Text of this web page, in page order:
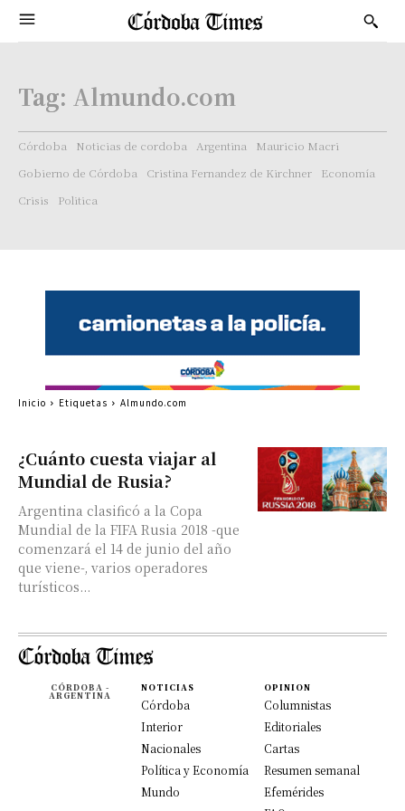
Tag: Almundo.com
Córdoba Noticias de cordoba Argentina
Mauricio Macri
Gobierno de Córdoba
Cristina Fernandez de Kirchner
Economía
Crisis
Politica
¿Cuánto cuesta viajar al
Mundial de Rusia?
Argentina clasificó a la Copa
Mundial de la FIFA Rusia 2018 -que
comenzará el 14 de junio del año
que viene-, varios operadores
turísticos...
Inicio Etiquetas Almundo.com
CÓRDOBA -
ARGENTINA
NOTICIAS
Córdoba
Interior
Nacionales
Política y Economía
Mundo
OPINION
Columnistas
Editoriales
Cartas
Resumen semanal
Efemérides